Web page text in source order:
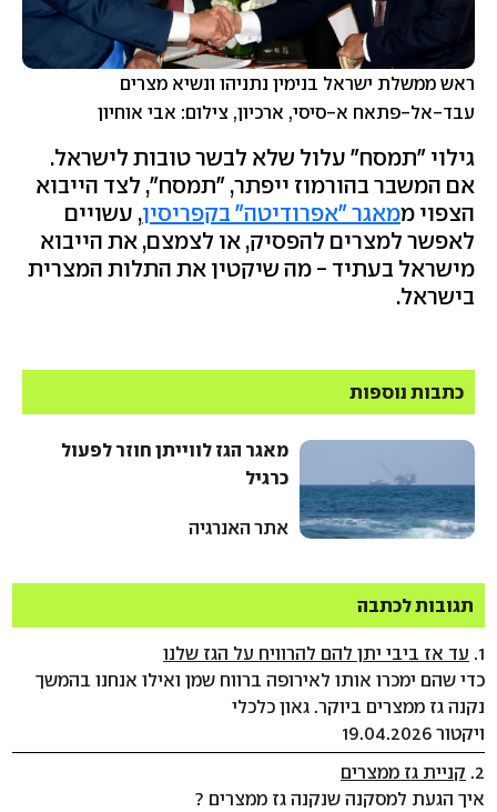
ראש ממשלת ישראל בנימין נתניהו ונשיא מצרים
עבד-אל-פתאח א-סיסי, ארכיון, צילום: אבי אוחיון
גילוי "תמסח" עלול שלא לבשר טובות לישראל.
אם המשבר בהורמוז ייפתר, "תמסח", לצד הייבוא
הצפוי ממאגר "אפרודיטה" בקפריסין, עשויים
לאפשר למצרים להפסיק, או לצמצם, את הייבוא
מישראל בעתיד - מה שיקטין את התלות המצרית
בישראל.
כתבות נוספות
מאגר הגז לווייתן חוזר לפעול
כרגיל
אתר האנרגיה
תגובות לכתבה
1. עד אז ביבי יתן להם להרוויח על הגז שלנו
כדי שהם ימכרו אותו לאירופה ברווח שמן ואילו אנחנו בהמשך
נקנה גז ממצרים ביוקר. גאון כלכלי
ויקטור 19.04.2026
2. קניית גז ממצרים
איך הגעת למסקנה שנקנה גז ממצרים ?